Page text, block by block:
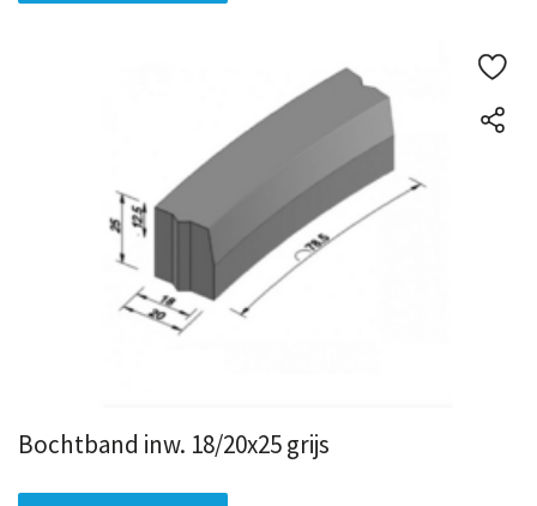
Bochtband inw. 18/20x25 grijs